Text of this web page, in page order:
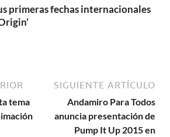
primeras fechas internacionales
tema
SIGUIENTE ARTÍCULO
Andamiro Para Todos
anuncia presentación de
Pump It Up 2015 en